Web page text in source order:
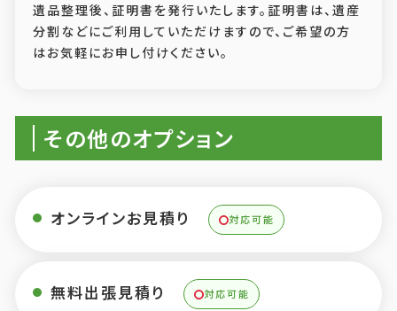
遺品整理後、証明書を発行いたします。証明書は、遺産
分割などにご利用していただけますので、ご希望の方
はお気軽にお申し付けください。
その他のオプション
オンラインお見積り 対応可能
無料出張見積り 対応可能